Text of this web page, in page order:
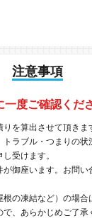
注意事項
一度ご確認くだ
を算出させて頂きま
ラブル・つまりの
受けます。
御座います。お問
の凍結など）の場合
、あらかじめご了承